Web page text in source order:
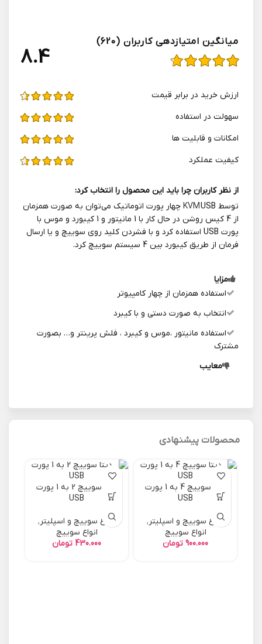
میانگین امتیازدهی کاربران (620)
4.8
ارزش خريد در برابر قيمت
سهولت در استفاده
امکانات و قابلیت ها
کیفیت عملکرد
از نظر کاربران چرا باید این محصول را انتخاب کرد:
توسط
KVM USB چهار پورت اتوماتیک می‌توان به‌ صورت همزمان
از 4 کیس روشن در حال کار با 1 مانیتور و 1 کیبورد و موس با
پورت USB استفاده کرد و با فشردن کلید روی سوییچ و یا ارسال
فرمان از طریق کیبورد بین 4 سیستم سوییچ کرد.
مزایا
استفاده همزمان از چهار کامپیوتر
انتخاب به صورت دستی و با کیبرد
استفاده مانیتور ،موس و کیبرد ، فلش پرینتر و… بصورت
مشترک
معایب
محصولات پیشنهادی
دیتا سوییچ 4 به 1 پورت
USB
انواع سوییچ و اسپلیتر,
انواع سوییچ
تومان
دیتا سوییچ 2 به 1 پورت
USB
انواع سوییچ و اسپلیتر,
انواع سوییچ
تومان